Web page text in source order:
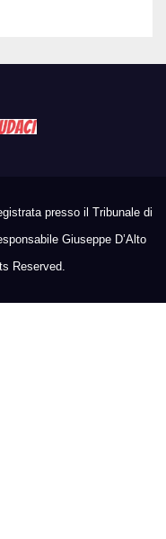
presso il Tribunale di
Giuseppe D’Alto
Reserved.